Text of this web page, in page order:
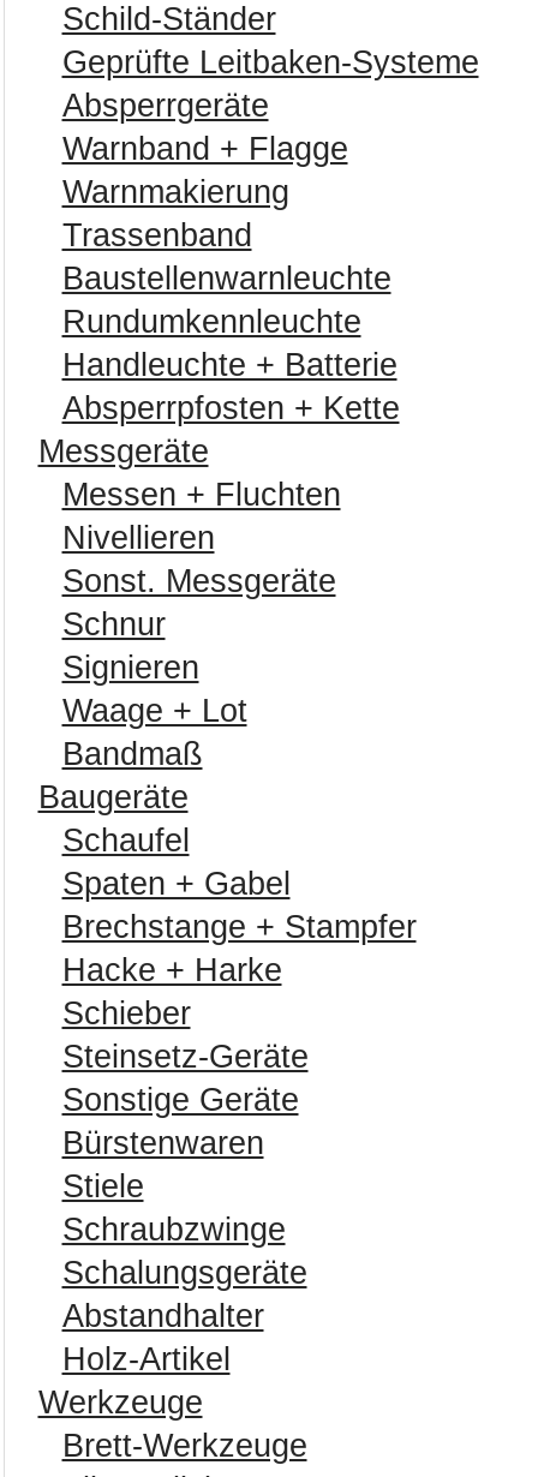
Schild-Ständer
Geprüfte Leitbaken-Systeme
Absperrgeräte
Warnband + Flagge
Warnmakierung
Trassenband
Baustellenwarnleuchte
Rundumkennleuchte
Handleuchte + Batterie
Absperrpfosten + Kette
Messgeräte
Messen + Fluchten
Nivellieren
Sonst. Messgeräte
Schnur
Signieren
Waage + Lot
Bandmaß
Baugeräte
Schaufel
Spaten + Gabel
Brechstange + Stampfer
Hacke + Harke
Schieber
Steinsetz-Geräte
Sonstige Geräte
Bürstenwaren
Stiele
Schraubzwinge
Schalungsgeräte
Abstandhalter
Holz-Artikel
Werkzeuge
Brett-Werkzeuge